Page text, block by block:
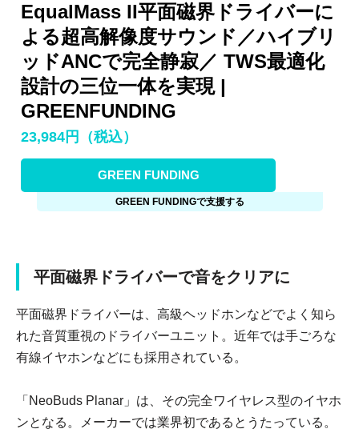
EqualMass II平面磁界ドライバーに
よる超高解像度サウンド／ハイブリ
ッドANCで完全静寂／ TWS最適化
設計の三位一体を実現 |
GREENFUNDING
23,984円（税込）
GREEN FUNDING
GREEN FUNDINGで支援する
平面磁界ドライバーで音をクリアに
平面磁界ドライバーは、高級ヘッドホンなどでよく知ら
れた音質重視のドライバーユニット。近年では手ごろな
有線イヤホンなどにも採用されている。
「NeoBuds Planar」は、その完全ワイヤレス型のイヤホ
ンとなる。メーカーでは業界初であるとうたっている。